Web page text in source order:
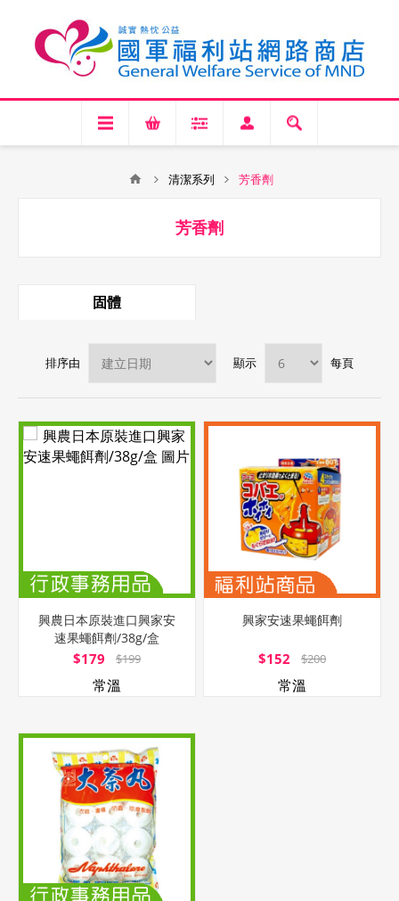
清潔系列 芳香劑
芳香劑
固體
排序由 顯示 每頁
興農日本原裝進口興家安
速果蠅餌劑/38g/盒
$179 $199
常溫
興家安速果蠅餌劑
$152 $200
常溫